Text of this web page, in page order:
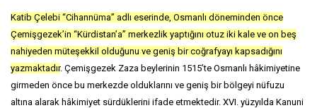
Katib Çelebi “Cihannüma” adlı eserinde, Osmanlı döneminden önce
Çemişgezek’in “Kürdistan’a” merkezlik yaptığını otuz iki kale ve on beş
nahiyeden müteşekkil olduğunu ve geniş bir coğrafyayı kapsadığını
yazmaktadır. Çemişgezek Zaza beylerinin 1515’te Osmanlı hâkimiyetine
girmeden önce bu merkezde olduklarını ve geniş bir bölgeyi nüfuzu
altına alarak hâkimiyet sürdüklerini ifade etmektedir. XVI. yüzyılda Kanuni